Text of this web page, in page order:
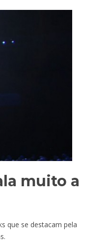
muito a
que se destacam pela